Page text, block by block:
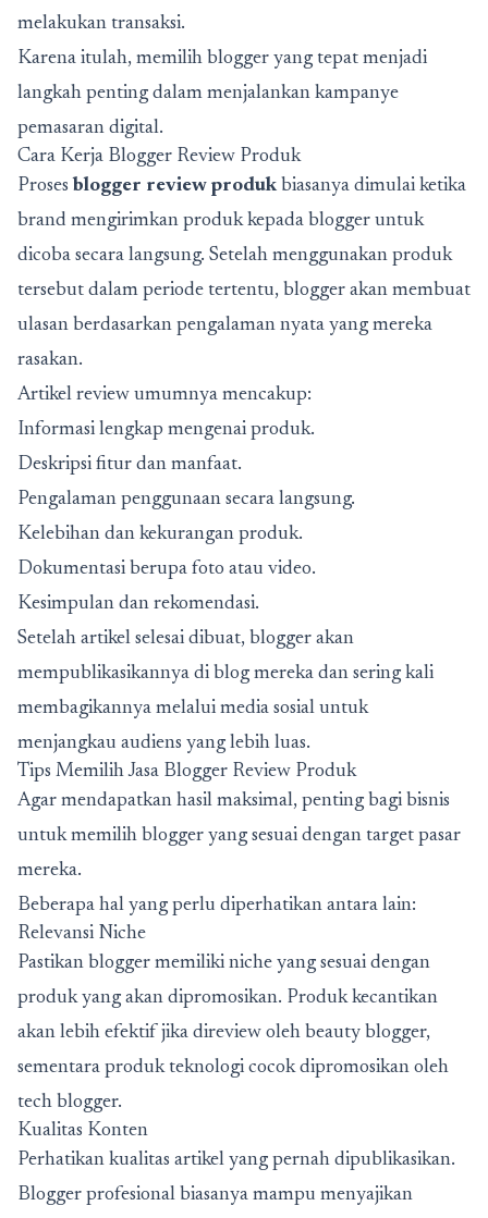
melakukan transaksi.
Karena itulah, memilih blogger yang tepat menjadi
langkah penting dalam menjalankan kampanye
pemasaran digital.
Cara Kerja Blogger Review Produk
Proses blogger review produk biasanya dimulai ketika
brand mengirimkan produk kepada blogger untuk
dicoba secara langsung. Setelah menggunakan produk
tersebut dalam periode tertentu, blogger akan membuat
ulasan berdasarkan pengalaman nyata yang mereka
rasakan.
Artikel review umumnya mencakup:
Informasi lengkap mengenai produk.
Deskripsi fitur dan manfaat.
Pengalaman penggunaan secara langsung.
Kelebihan dan kekurangan produk.
Dokumentasi berupa foto atau video.
Kesimpulan dan rekomendasi.
Setelah artikel selesai dibuat, blogger akan
mempublikasikannya di blog mereka dan sering kali
membagikannya melalui media sosial untuk
menjangkau audiens yang lebih luas.
Tips Memilih Jasa Blogger Review Produk
Agar mendapatkan hasil maksimal, penting bagi bisnis
untuk memilih blogger yang sesuai dengan target pasar
mereka.
Beberapa hal yang perlu diperhatikan antara lain:
Relevansi Niche
Pastikan blogger memiliki niche yang sesuai dengan
produk yang akan dipromosikan. Produk kecantikan
akan lebih efektif jika direview oleh beauty blogger,
sementara produk teknologi cocok dipromosikan oleh
tech blogger.
Kualitas Konten
Perhatikan kualitas artikel yang pernah dipublikasikan.
Blogger profesional biasanya mampu menyajikan